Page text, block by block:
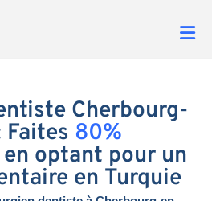
Cherbourg-
80%
en optant pour un
en Turquie